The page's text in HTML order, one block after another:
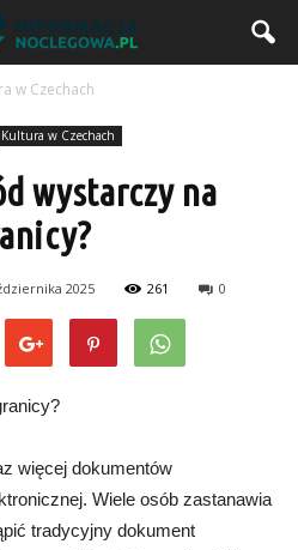
w Czechach
Kultura w Czechach
wystarczy na
2025 261 0
więcej dokumentów
Wiele osób zastanawia
tradycyjny dokument